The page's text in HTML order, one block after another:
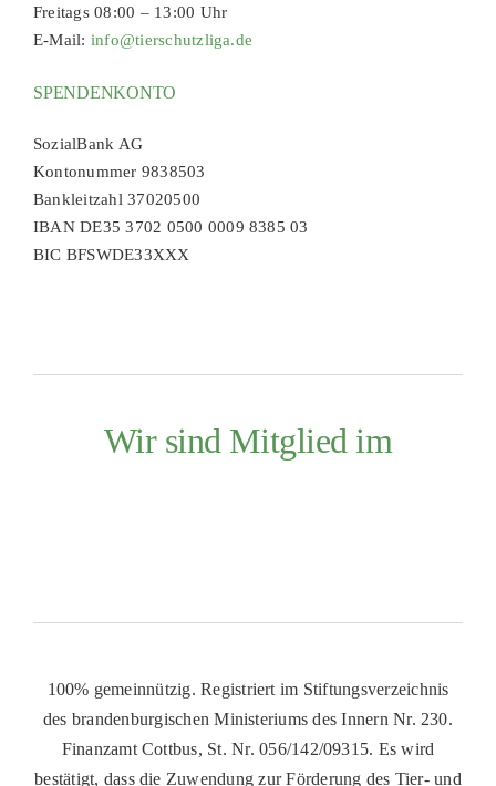
Freitags 08:00 – 13:00 Uhr
E-Mail: info@tierschutzliga.de
SPENDENKONTO
SozialBank AG
Kontonummer 9838503
Bankleitzahl 37020500
IBAN DE35 3702 0500 0009 8385 03
BIC BFSWDE33XXX
Wir sind Mitglied im
100% gemeinnützig. Registriert im Stiftungsverzeichnis
des brandenburgischen Ministeriums des Innern Nr. 230.
Finanzamt Cottbus, St. Nr. 056/142/09315. Es wird
bestätigt, dass die Zuwendung zur Förderung des Tier- und